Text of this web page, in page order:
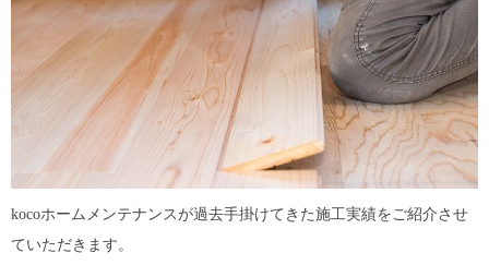
kocoホームメンテナンスが過去手掛けてきた施工実績をご紹介させ
ていただきます。